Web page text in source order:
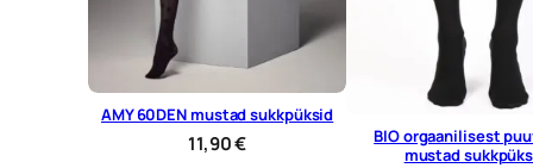
AMY 60DEN mustad sukkpüksid
11,90€
BIO orgaanilisest
mustad